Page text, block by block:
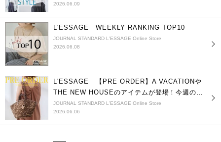
2026.06.09
L'ESSAGE｜WEEKLY RANKING TOP10
JOURNAL STANDARD L'ESSAGE Online Store
2026.06.08
L'ESSAGE｜【PRE ORDER】A VACATIONや
THE NEW HOUSEのアイテムが登場！今週の予
約まとめ
JOURNAL STANDARD L'ESSAGE Online Store
2026.06.06